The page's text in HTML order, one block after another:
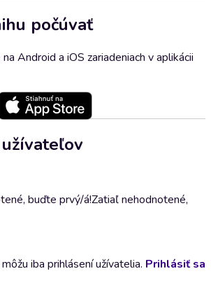
počúvať
Android a iOS zariadeniach v aplikácii
buďte prvý/á!Zatiaľ nehodnotené,
iba prihlásení užívatelia. Prihlásiť sa